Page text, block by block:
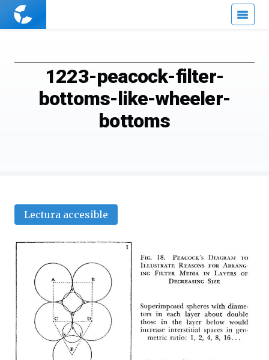
Cuaderno
1223-peacock-filter-
bottoms-like-wheeler-
bottoms
Lectura accesible